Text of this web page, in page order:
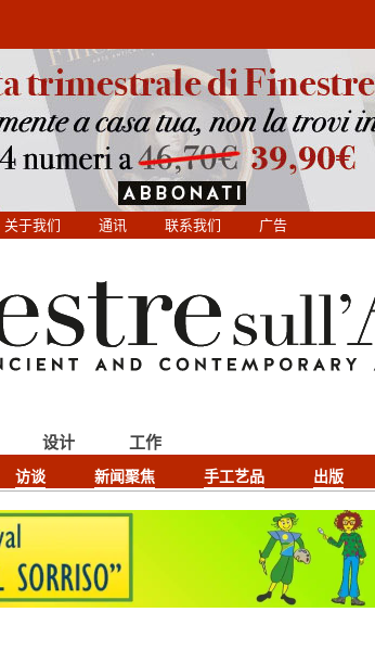
关于我们 通讯 联系我们 广告
访谈 新闻聚焦 手工艺品 出版
设计 工作